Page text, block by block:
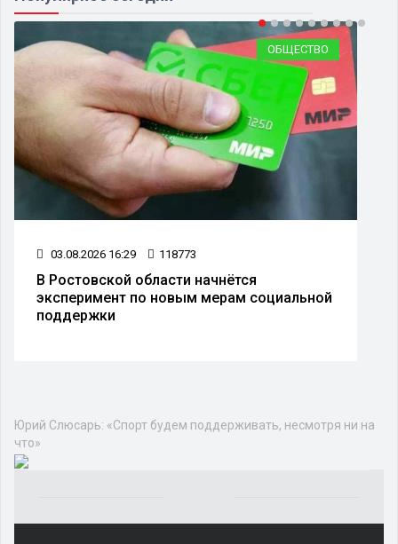
ОБЩЕСТВО
03.08.2026 16:29 118773
В Ростовской области начнётся
эксперимент по новым мерам социальной
поддержки
Юрий Слюсарь: «Спорт будем поддерживать, несмотря ни на
что»